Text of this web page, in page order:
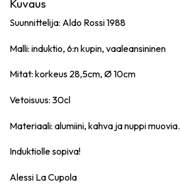
Kuvaus
Suunnittelija: Aldo Rossi 1988
Malli: induktio, 6:n kupin, vaaleansininen
Mitat: korkeus 28,5cm, Ø 10cm
Vetoisuus: 30cl
Materiaali: alumiini, kahva ja nuppi muovia.
Induktiolle sopiva!
Alessi La Cupola